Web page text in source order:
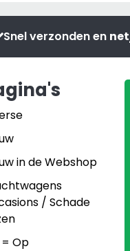
Snel verzonden en
in de Webshop
/ Schade
Op